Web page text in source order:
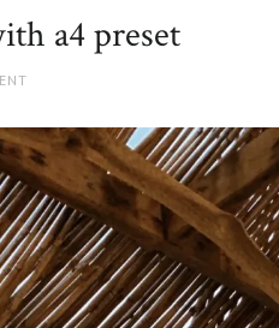
a4 preset